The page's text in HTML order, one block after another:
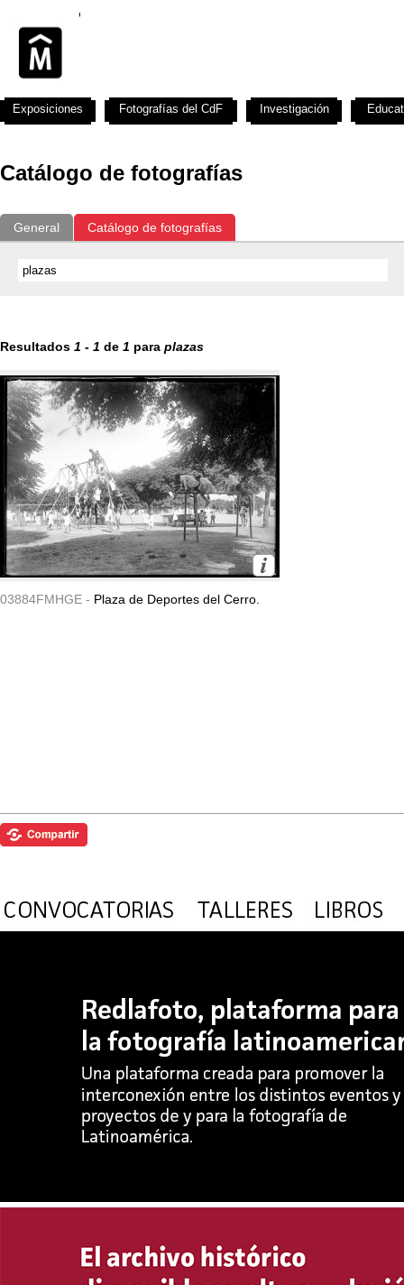
Catálogo de fotografías
General Catálogo de fotografías
Resultados 1 - 1 de 1 para plazas
03884FMHGE - Plaza de Deportes del Cerro.
Exposiciones Fotografías del CdF Investigación